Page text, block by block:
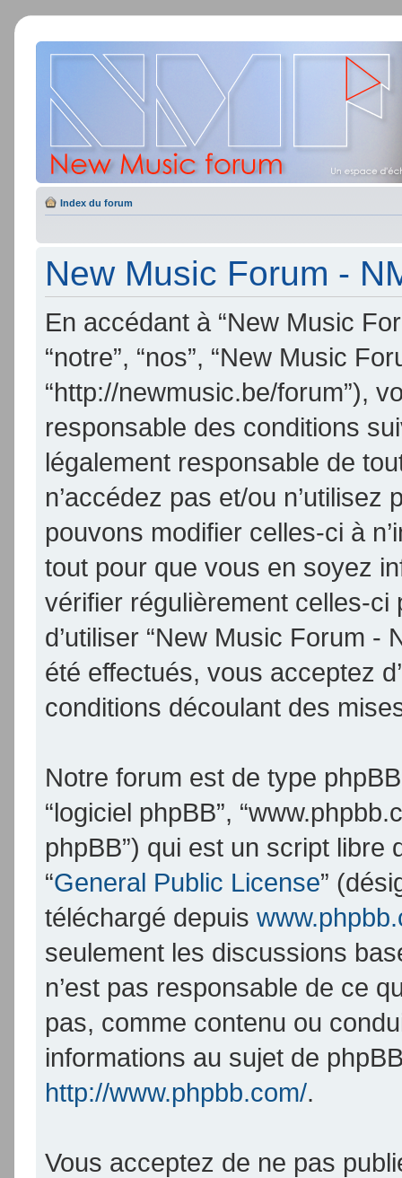
Index du forum
New Music Forum -
En accédant à “New Music
“notre”, “nos”, “New Music
“http://newmusic.be/forum”),
responsable des conditions
légalement responsable de
n’accédez pas et/ou
pouvons modifier celles-ci à
tout pour que vous en soyez
vérifier régulièrement celles-
d’utiliser “New Music Forum -
été effectués, vous acceptez
conditions découlant des
Notre forum est de type phpBB
“logiciel phpBB”,
phpBB”) qui est un script
“General Public License”
téléchargé depuis
seulement les discussions
n’est pas responsable de ce
pas, comme contenu ou
informations au sujet de
http://www.phpbb.com/.
Vous acceptez de ne pas